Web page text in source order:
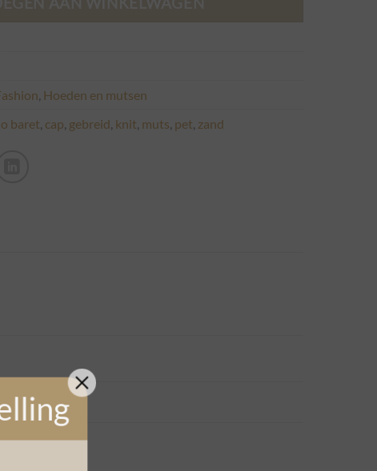
, Hoeden en mutsen
baret, cap, gebreid, knit, muts, pet, zand